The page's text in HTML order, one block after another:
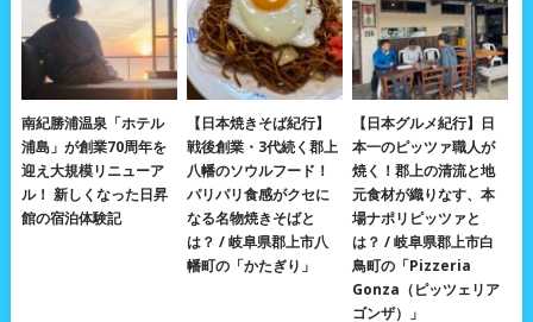
南紀勝浦温泉「ホテル
浦島」が創業70周年を
迎え大規模リニューア
ル！ 新しくなった日昇
館の宿泊体験記
【日本焼きそば紀行】
戦後創業・3代続く郡上
八幡のソウルフード！
パリパリ食感がクセに
なる名物焼きそばと
は？ / 岐阜県郡上市八
幡町の「かたぎり」
【日本グルメ紀行】日
本一のピッツァ職人が
焼く！郡上の清流と地
元食材が織りなす、本
場ナポリピッツァと
は？ / 岐阜県郡上市白
鳥町の「Pizzeria
Gonza（ピッツェリア
ゴンザ）」